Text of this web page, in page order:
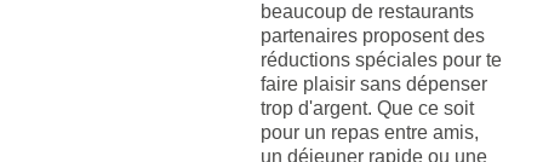
beaucoup de restaurants
partenaires proposent des
réductions spéciales pour te
faire plaisir sans dépenser
trop d'argent. Que ce soit
pour un repas entre amis,
un déjeuner rapide ou une